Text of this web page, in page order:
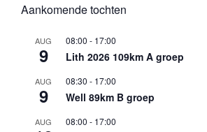
Aankomende tochten
AUG
9
08:00 - 17:00
Lith 2026 109km A groep
AUG
9
08:30 - 17:00
Well 89km B groep
AUG 08:00 - 17:00